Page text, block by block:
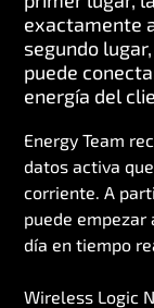
exactamente
segundo
puede
energía del
Energy Team
datos activa
corriente. A
puede
día en tiempo
Wireless Logic